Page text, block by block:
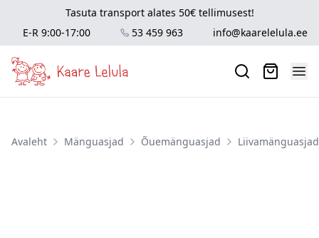
Tasuta transport alates 50€ tellimusest!
E-R 9:00-17:00
53 459 963 info@kaarelelula.ee
Avaleht Mänguasjad Õuemänguasjad Liivamänguasjad